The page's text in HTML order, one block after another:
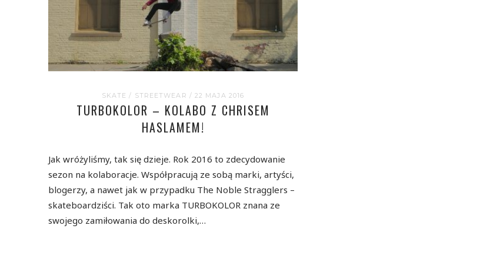
SKATE / STREETWEAR / 22 MAJA 2016
TURBOKOLOR – KOLABO Z CHRISEM
HASLAMEM!
Jak wróżyliśmy, tak się dzieje. Rok 2016 to zdecydowanie
sezon na kolaboracje. Współpracują ze sobą marki, artyści,
blogerzy, a nawet jak w przypadku The Noble Stragglers –
skateboardziści. Tak oto marka TURBOKOLOR znana ze
swojego zamiłowania do deskorolki,…